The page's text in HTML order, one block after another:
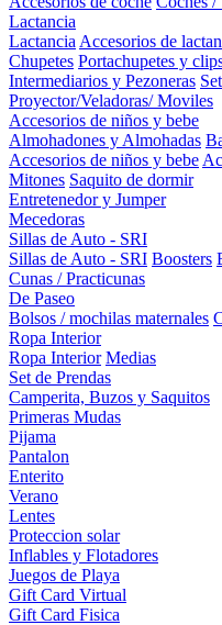
Lactancia
Lactancia Accesorios de
Chupetes Portachupetes y
Intermediarios y Pezoneras
Proyector/Veladoras/ Moviles
Accesorios de niños y bebe
Almohadones y Almohadas
Accesorios de niños y bebe
Mitones Saquito de dormir
Entretenedor y Jumper
Mecedoras
Sillas de Auto - SRI
Sillas de Auto - SRI Boosters
Cunas / Practicunas
De Paseo
Bolsos / mochilas maternales
Ropa Interior
Ropa Interior Medias
Set de Prendas
Camperita, Buzos y Saquitos
Primeras Mudas
Pijama
Pantalon
Enterito
Verano
Lentes
Proteccion solar
Inflables y Flotadores
Juegos de Playa
Gift Card Virtual
Gift Card Fisica